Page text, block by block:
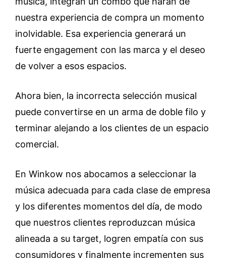
nuestra experiencia de compra un momento
inolvidable. Esa experiencia generará un
fuerte engagement con las marca y el deseo
de volver a esos espacios.
Ahora bien, la incorrecta selección musical
puede convertirse en un arma de doble filo y
terminar alejando a los clientes de un espacio
comercial.
En Winkow nos abocamos a seleccionar la
música adecuada para cada clase de empresa
y los diferentes momentos del día, de modo
que nuestros clientes reproduzcan música
alineada a su target, logren empatía con sus
consumidores y finalmente incrementen sus